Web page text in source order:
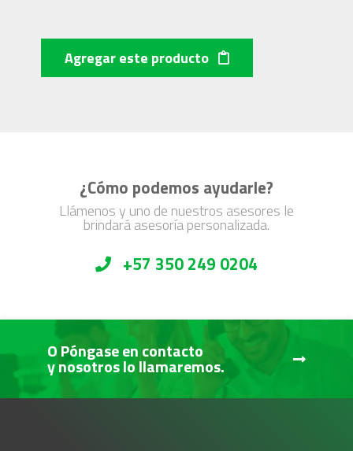
Agregar este producto
¿Cómo podemos ayudarle?
Llámenos y uno de nuestros asesores le
brindará asesoría personalizada.
+57 350 249 0204
O Póngase en contacto
y nosotros lo llamaremos.